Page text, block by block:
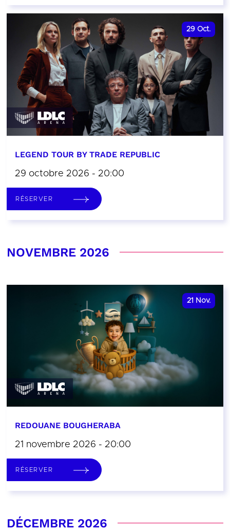
29 Oct.
LEGEND TOUR BY TRADE REPUBLIC
29 octobre 2026 - 20:00
RÉSERVER
NOVEMBRE 2026
21 Nov.
REDOUANE BOUGHERABA
21 novembre 2026 - 20:00
RÉSERVER
DÉCEMBRE 2026